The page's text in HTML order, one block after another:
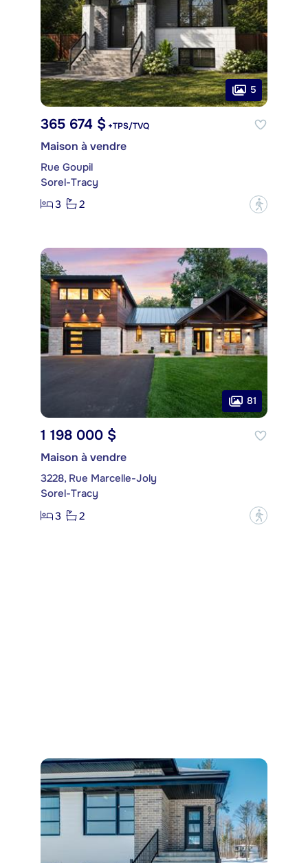
5
365 674 $ +TPS/TVQ
Maison à vendre
Rue Goupil
Sorel-Tracy
3
2 ?
81
1 198 000 $
Maison à vendre
3228, Rue Marcelle-Joly
Sorel-Tracy
3
2 ?